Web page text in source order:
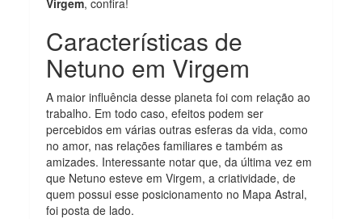
Características de
Netuno em Virgem
A maior influência desse planeta foi com relação ao
trabalho. Em todo caso, efeitos podem ser
percebidos em várias outras esferas da vida, como
no amor, nas relações familiares e também as
amizades. Interessante notar que, da última vez em
que Netuno esteve em Virgem, a criatividade, de
quem possui esse posicionamento no Mapa Astral,
foi posta de lado.